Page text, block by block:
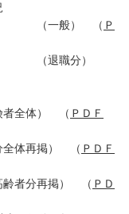
（ Ｐ
）
（ ＰＤＦ
） （ ＰＤＦ
） （ ＰＤ